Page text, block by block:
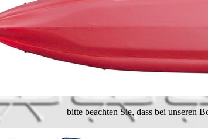
bitte beachten Sie, dass bei unseren